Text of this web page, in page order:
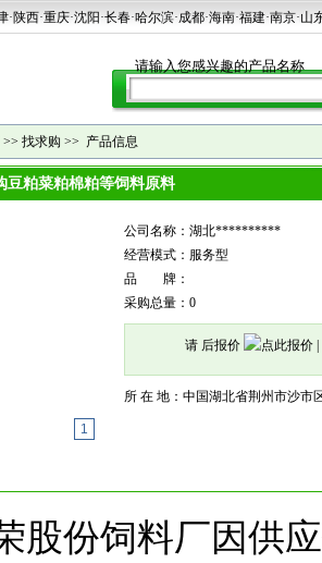
·陕西·重庆·沈阳·长春·哈尔滨·成都·海南·福建·南京·山
>> 找求购 >> 产品信息
豆粕菜粕棉粕等饲料原料
1
公司名称：湖北**********
经营模式：服务型
品 牌：
采购总量：0
请 后报价
所 在 地：中国湖北省荆州市沙市
股份饲料厂因供